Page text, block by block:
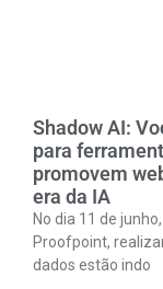
Shadow AI:
para
promovem
era da IA
No dia 11 de
Proofpoint,
dados estão indo